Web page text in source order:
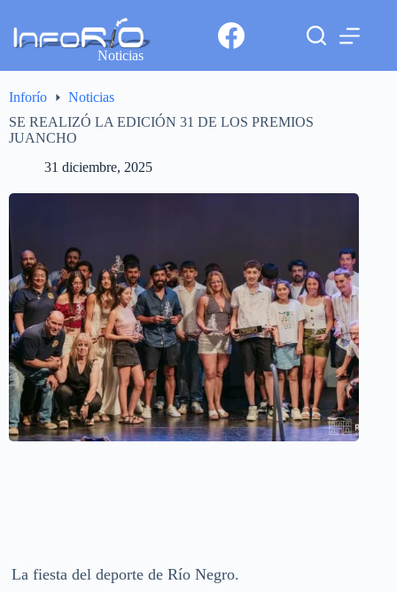
Noticias
Inforío
Noticias
SE REALIZÓ LA EDICIÓN 31 DE LOS PREMIOS
JUANCHO
31 diciembre, 2025
La fiesta del deporte de Río Negro.